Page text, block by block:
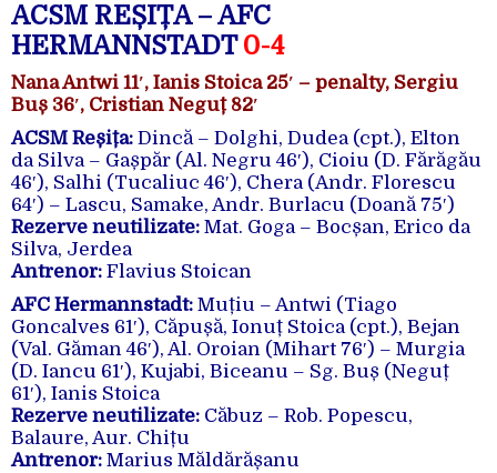
ACSM REȘIȚA – AFC
HERMANNSTADT0-4
Nana Antwi 11′, Ianis Stoica 25′ – penalty, Sergiu
Buș 36′, Cristian Neguț 82′
ACSM Reșița: Dincă – Dolghi, Dudea (cpt.), Elton
da Silva – Gașpăr (Al. Negru 46′), Cioiu (D. Fărăgău
46′), Salhi (Tucaliuc 46′), Chera (Andr. Florescu
64′) – Lascu, Samake, Andr. Burlacu (Doană 75′)
Rezerve neutilizate: Mat. Goga – Bocșan, Erico da
Silva, Jerdea
Antrenor: Flavius Stoican
AFC Hermannstadt: Muțiu – Antwi (Tiago
Goncalves 61′), Căpușă, Ionuț Stoica (cpt.), Bejan
(Val. Găman 46′), Al. Oroian (Mihart 76′) – Murgia
(D. Iancu 61′), Kujabi, Biceanu – Sg. Buș (Neguț
61′), Ianis Stoica
Rezerve neutilizate: Căbuz – Rob. Popescu,
Balaure, Aur. Chițu
Antrenor: Marius Măldărășanu